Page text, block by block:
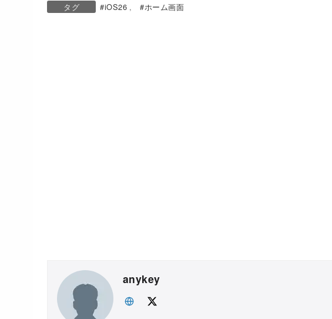
タグ
iOS26 ホーム画面
anykey